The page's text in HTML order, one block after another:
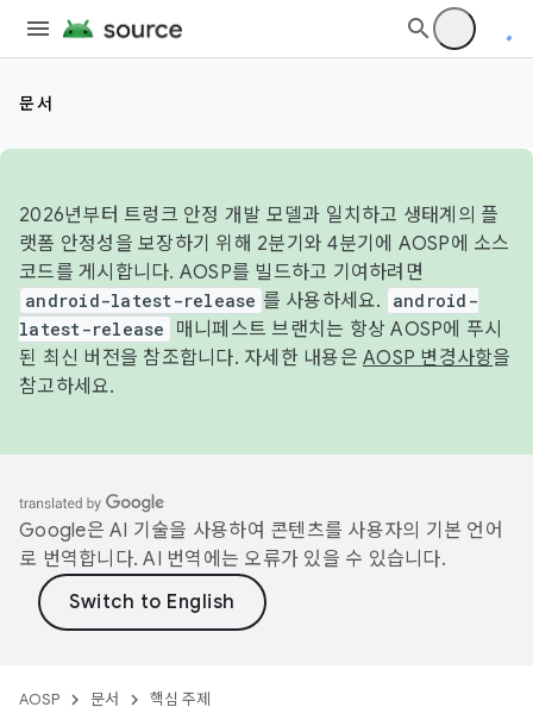
문서
2026년부터 트렁크 안정 개발 모델과 일치하고 생태계의 플
랫폼 안정성을 보장하기 위해 2분기와 4분기에 AOSP에 소스
코드를 게시합니다. AOSP를 빌드하고 기여하려면
android-latest-release 를 사용하세요.
android-
latest-release
매니페스트 브랜치는 항상 AOSP에 푸시
된 최신 버전을 참조합니다. 자세한 내용은 AOSP 변경사항을
참고하세요.
Google은 AI 기술을 사용하여 콘텐츠를 사용자의 기본 언어
로 번역합니다. AI 번역에는 오류가 있을 수 있습니다.
AOSP 문서 핵심 주제